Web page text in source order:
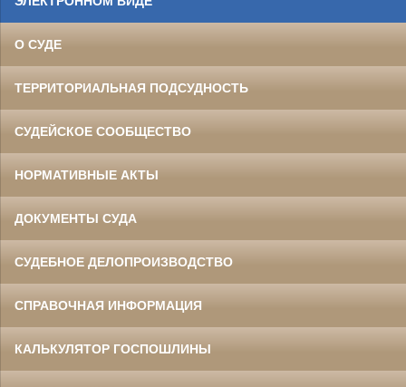
О СУДЕ
ТЕРРИТОРИАЛЬНАЯ ПОДСУДНОСТЬ
СУДЕЙСКОЕ СООБЩЕСТВО
НОРМАТИВНЫЕ АКТЫ
ДОКУМЕНТЫ СУДА
СУДЕБНОЕ ДЕЛОПРОИЗВОДСТВО
СПРАВОЧНАЯ ИНФОРМАЦИЯ
КАЛЬКУЛЯТОР ГОСПОШЛИНЫ